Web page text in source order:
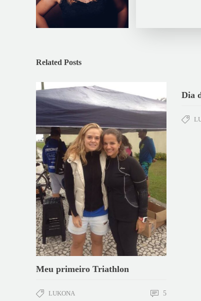
Related Posts
Meu primeiro Triathlon
LUKONA 5
Dia